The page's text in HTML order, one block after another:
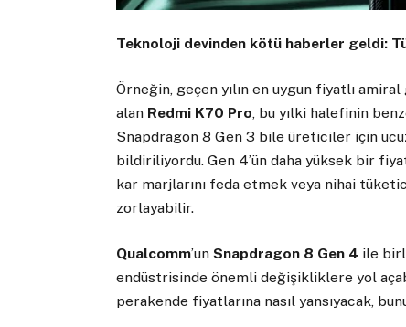
Teknoloji devinden kötü haberler geldi:
Örneğin, geçen yılın en uygun fiyatlı
alan Redmi K70 Pro, bu yılki halefinin
Snapdragon 8 Gen 3 bile üreticiler için
bildiriliyordu. Gen 4’ün daha yüksek bir
kar marjlarını feda etmek veya nihai
zorlayabilir.
Qualcomm’unSnapdragon 8 Gen 4 ile
endüstrisinde önemli değişikliklere yol
perakende fiyatlarına nasıl yansıyacak,